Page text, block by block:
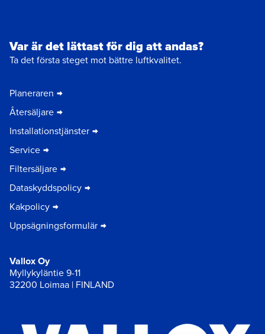
Var är det lättast för dig att andas?
Ta det första steget mot bättre luftkvalitet.
Planeraren
Återsäljare
Installationstjänster
Service
Filtersäljare
Dataskyddspolicy
Kakpolicy
Uppsägningsformulär
Vallox Oy
Myllykyläntie 9-11
32200 Loimaa | FINLAND